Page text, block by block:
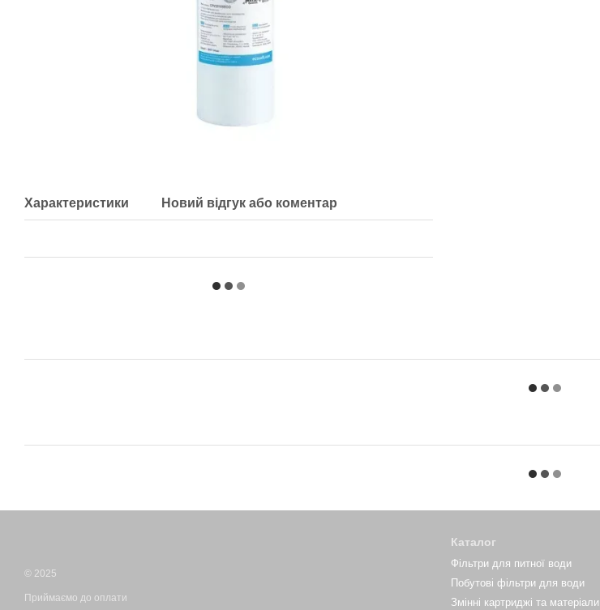
Характеристики Новий відгук або коментар
© 2025
Приймаємо до оплати
Каталог
Фільтри для питної води
Побутові фільтри для води
Змінні картриджі та матеріали